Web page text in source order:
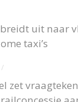
uit naar
taxi’s
/
zet